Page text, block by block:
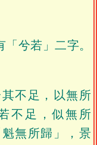
兮若」二字。
不足，以無所
不足，似無所
無所歸」，景